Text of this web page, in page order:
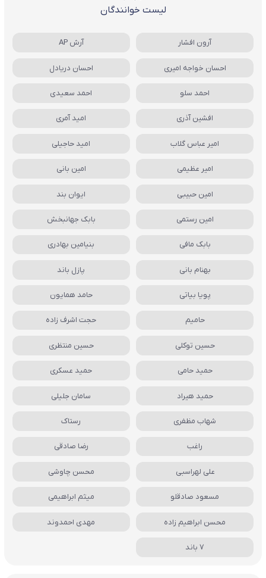
لیست خوانندگان
آرون افشار آرش AP
احسان خواجه امیری احسان دریادل
احمد سلو احمد سعیدی
افشین آذری امید آمری
امیر عباس گلاب امید حاجیلی
امیر عظیمی امین بانی
امین حبیبی ایوان بند
امین رستمی بابک جهانبخش
بابک مافی بنیامین بهادری
بهنام بانی پازل باند
پویا بیاتی حامد همایون
حامیم حجت اشرف زاده
حسین توکلی حسین منتظری
حمید حامی حمید عسکری
حمید هیراد سامان جلیلی
شهاب مظفری رستاک
راغب رضا صادقی
علی لهراسبی محسن چاوشی
مسعود صادقلو میثم ابراهیمی
محسن ابراهیم زاده مهدی احمدوند
7 باند